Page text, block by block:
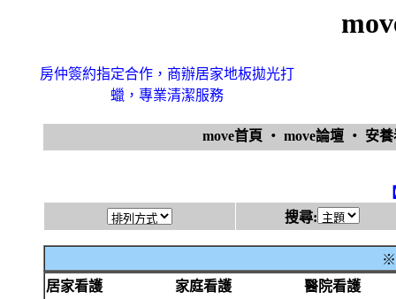
房仲簽約指定合作，商辦居家地板拋光打
蠟，專業清潔服務
move首頁 ‧ move論壇 ‧ 安
搜尋:
※
居家看護
家庭看護
醫院看護